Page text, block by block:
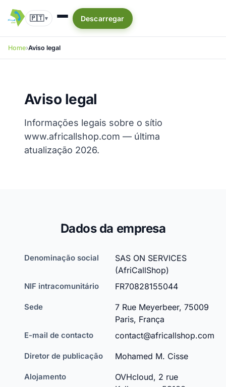
🇵🇹▾ Descarregar
Home Aviso legal
Aviso legal
Informações legais sobre o sítio
www.africallshop.com — última
atualização 2026.
Dados da empresa
Denominação social
SAS ON SERVICES
(AfriCallShop)
NIF intracomunitário FR70828155044
Sede
7 Rue Meyerbeer, 75009
Paris, França
E-mail de contacto contact@africallshop.com
Diretor de publicação Mohamed M. Cisse
Alojamento
OVHcloud, 2 rue